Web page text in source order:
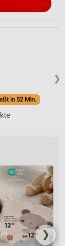
❯
in 52 Min.
❯